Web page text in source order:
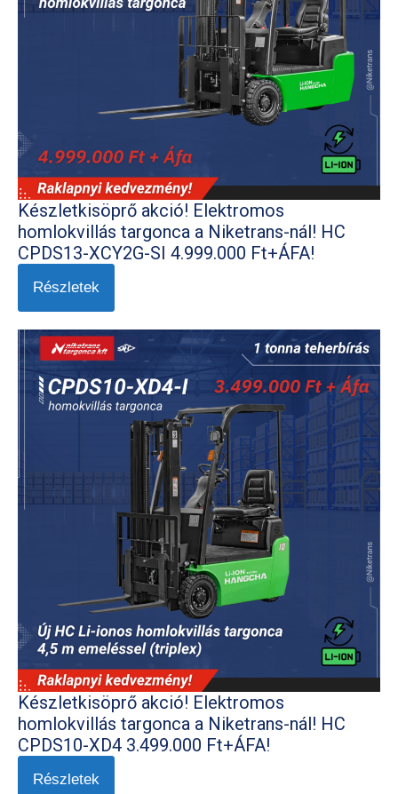
Készletkisöprő akció! Elektromos
homlokvillás targonca a Niketrans-nál! HC
CPDS13-XCY2G-SI 4.999.000 Ft+ÁFA!
Részletek
Készletkisöprő akció! Elektromos
homlokvillás targonca a Niketrans-nál! HC
CPDS10-XD4 3.499.000 Ft+ÁFA!
Részletek